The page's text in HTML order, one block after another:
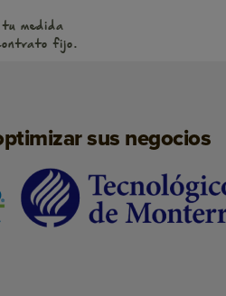
medida
fijo.
sus negocios